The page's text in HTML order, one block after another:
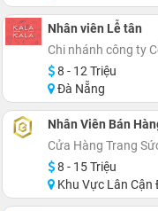
Nhân viên Lễ tân
Chi nhánh công ty
8 - 12 Triệu
Đà Nẵng
Nhân Viên Bán
Cửa Hàng Trang
8 - 15 Triệu
Khu Vực Lân Cận Đà